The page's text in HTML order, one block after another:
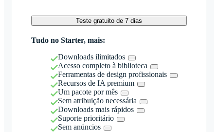
Teste gratuito de 7 dias
Tudo no Starter, mais:
Downloads ilimitados
Acesso completo à biblioteca
Ferramentas de design profissionais
Recursos de IA premium
Um pacote por mês
Sem atribuição necessária
Downloads mais rápidos
Suporte prioritário
Sem anúncios